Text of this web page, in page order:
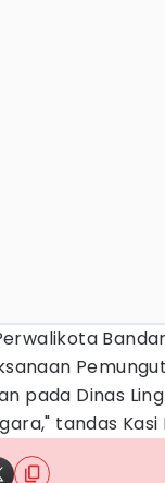
pada Dinas
tandas Kasi